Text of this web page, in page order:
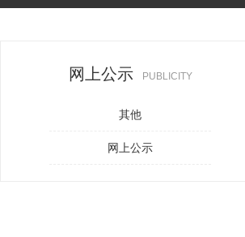
网上公示 PUBLICITY
其他
网上公示